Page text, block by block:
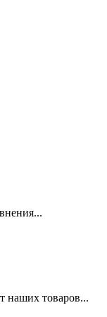
наших товаров...